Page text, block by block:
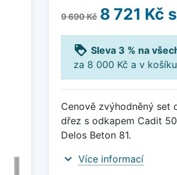
9 690 Kč 8 721 Kč
loyalty Sleva 3 % na
za 8 000 Kč a v
Cenově zvýhodněný set
dřez s odkapem Cadit
Delos Beton 81.
expand_more Více informací